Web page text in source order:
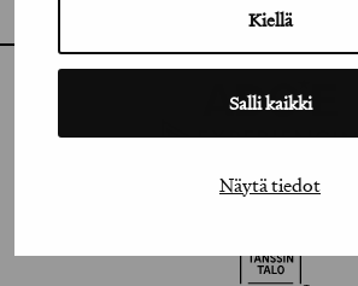
Kiellä
Salli kaikki
Näytä tiedot